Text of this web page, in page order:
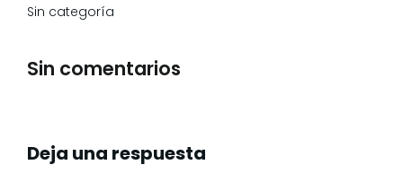
Sin categoría
Sin comentarios
Deja una respuesta